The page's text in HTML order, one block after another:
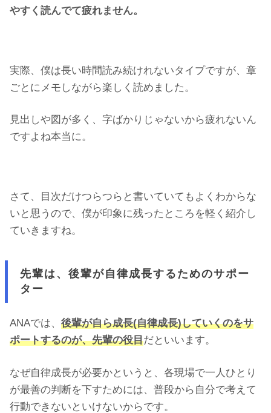
やすく読んでて疲れません。
実際、僕は長い時間読み続けれないタイプですが、章
ごとにメモしながら楽しく読めました。
見出しや図が多く、字ばかりじゃないから疲れないん
ですよね本当に。
さて、目次だけつらつらと書いていてもよくわからな
いと思うので、僕が印象に残ったところを軽く紹介し
ていきますね。
先輩は、後輩が自律成長するためのサポー
ター
ANAでは、 後輩が自ら成長(自律成長)していくのをサ
ポートするのが、先輩の役目だといいます。
なぜ自律成長が必要かというと、各現場で一人ひとり
が最善の判断を下すためには、普段から自分で考えて
行動できないといけないからです。